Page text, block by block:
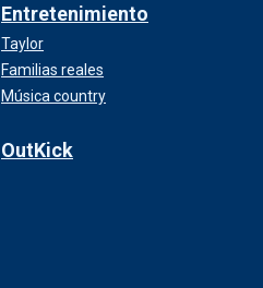
Entretenimiento
Taylor
Familias reales
Música country
OutKick